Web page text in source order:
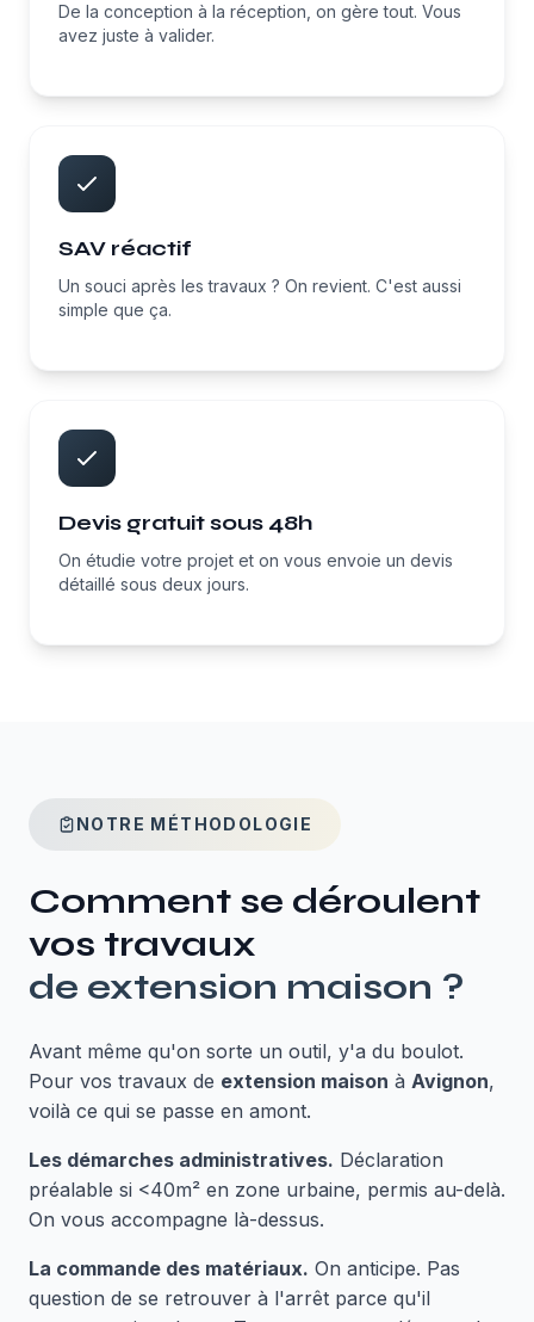
De la conception à la réception, on gère tout. Vous
avez juste à valider.
SAV réactif
Un souci après les travaux ? On revient. C'est aussi
simple que ça.
Devis gratuit sous 48h
On étudie votre projet et on vous envoie un devis
détaillé sous deux jours.
NOTRE MÉTHODOLOGIE
Comment se déroulent
vos travaux
de extension maison ?
Avant même qu'on sorte un outil, y'a du boulot.
Pour vos travaux de extension maison à Avignon,
voilà ce qui se passe en amont.
Les démarches administratives. Déclaration
préalable si <40m² en zone urbaine, permis au-delà.
On vous accompagne là-dessus.
La commande des matériaux. On anticipe. Pas
question de se retrouver à l'arrêt parce qu'il